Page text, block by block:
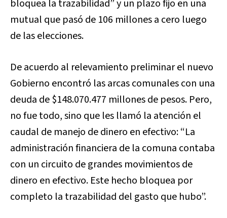
bloquea la trazabilidad” y un plazo fijo en una
mutual que pasó de 106 millones a cero luego
de las elecciones.
De acuerdo al relevamiento preliminar el nuevo
Gobierno encontró las arcas comunales con una
deuda de $148.070.477 millones de pesos. Pero,
no fue todo, sino que les llamó la atención el
caudal de manejo de dinero en efectivo: “La
administración financiera de la comuna contaba
con un circuito de grandes movimientos de
dinero en efectivo. Este hecho bloquea por
completo la trazabilidad del gasto que hubo”.